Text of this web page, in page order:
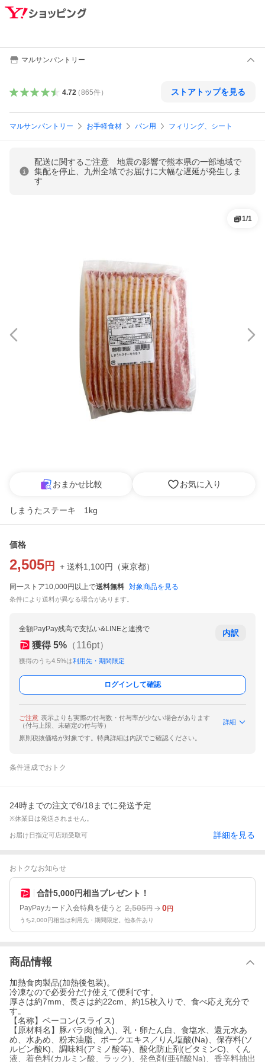
マルサンパントリー
4.72（865件） ストアトップを見る
マルサンパントリー お手軽食材 パン用 フィリング、シート
配送に関するご注意 地震の影響で熊本県の一部地域で
集配を停止、九州全域でお届けに大幅な遅延が発生しま
す
1/1
おまかせ比較 お気に入り
しまうたステーキ 1kg
価格
2,505 円 + 送料1,100円 （東京都）
同一ストア10,000円以上で送料無料 対象商品を見る
条件により送料が異なる場合があります。
全額PayPay残高で支払い&LINEと連携で
獲得 5% （116pt）
獲得のうち4.5%は利用先・期間限定
内訳
ログインして確認
ご注意 表示よりも実際の付与数・付与率が少ない場合があります
（付与上限、未確定の付与等）
詳細
原則税抜価格が対象です。特典詳細は内訳でご確認ください。
条件達成でおトク
24時までの注文で8/18までに発送予定
※休業日は発送されません。
お届け日指定可 店頭受取可 詳細を見る
おトクなお知らせ
合計5,000円相当プレゼント！
PayPayカード入会特典を使うと 2,505円 0円
うち2,000円相当は利用先・期間限定。他条件あり
商品情報
加熱食肉製品(加熱後包装)。
冷凍なので必要分だけ使えて便利です。
厚さは約7mm、長さは約22cm、約15枚入りで、食べ応え充分で
す。
【名称】ベーコン(スライス)
【原材料名】豚バラ肉(輸入)、乳・卵たん白、食塩水、還元水あ
め、水あめ、粉末油脂、ポークエキス／りん塩酸(Na)、保存料(ソ
ルビン酸K)、調味料(アミノ酸等)、酸化防止剤(ビタミンC)、くん
液、着色料(カルミン酸、ラック)、発色剤(亜硝酸Na)、香辛料抽出